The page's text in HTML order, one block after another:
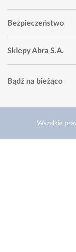
Bezpieczeństwo
Sklepy Abra S.A.
Bądź na bieżąco
Wszelkie